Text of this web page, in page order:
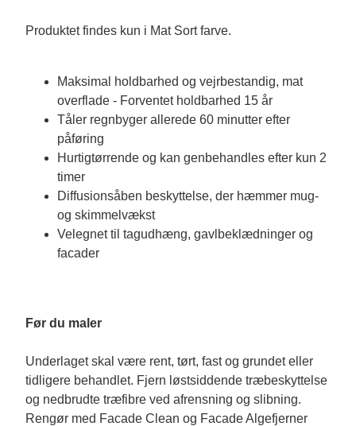
Produktet findes kun i Mat Sort farve.
Maksimal holdbarhed og vejrbestandig, mat
overflade - Forventet holdbarhed 15 år
Tåler regnbyger allerede 60 minutter efter
påføring
Hurtigtørrende og kan genbehandles efter kun 2
timer
Diffusionsåben beskyttelse, der hæmmer mug-
og skimmelvækst
Velegnet til tagudhæng, gavlbeklædninger og
facader
Før du maler
Underlaget skal være rent, tørt, fast og grundet eller
tidligere behandlet. Fjern løstsiddende træbeskyttelse
og nedbrudte træfibre ved afrensning og slibning.
Rengør med Facade Clean og Facade Algefjerner